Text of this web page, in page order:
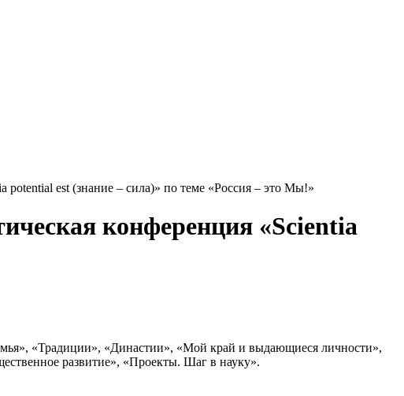
potential est (знание – сила)» по теме «Россия – это Мы!»
конференция «Scientia
«Традиции», «Династии», «Мой край и выдающиеся личности»,
развитие», «Проекты. Шаг в науку».